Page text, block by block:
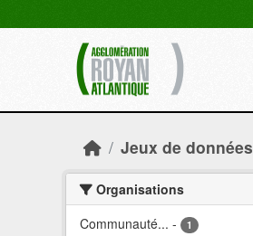
Jeux de données
Organisations
Communauté... - 1